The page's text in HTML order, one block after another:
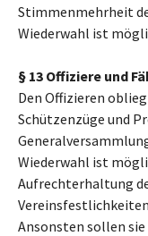
Stimmenmehrheit
Wiederwahl ist
§ 13 Offiziere und
Den Offizieren
Schützenzüge und
Wiederwahl ist
Aufrechterhaltung
Ansonsten sollen